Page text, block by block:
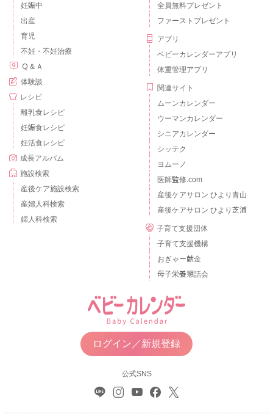
妊娠中
出産
育児
不妊・不妊治療
Ｑ＆Ａ
体験談
レシピ
離乳食レシピ
妊娠食レシピ
妊活食レシピ
成長アルバム
施設検索
産後ケア施設検索
産婦人科検索
婦人科検索
全員無料プレゼント
ファーストプレゼント
アプリ
ベビーカレンダーアプリ
体重管理アプリ
関連サイト
ムーンカレンダー
ウーマンカレンダー
シニアカレンダー
シッテク
ヨムーノ
医師監修.com
産後ケアサロン ひより青山
産後ケアサロン ひより芝浦
子育て支援団体
子育て支援機構
おぎゃー献金
母子栄養懇話会
ログイン／新規登録
公式SNS